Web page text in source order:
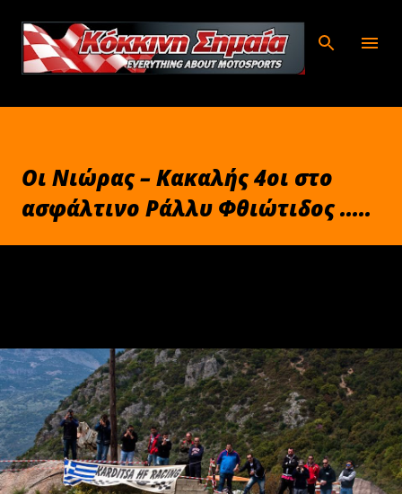
Μετάβαση στο κύριο περιεχόμενο
Οι Νιώρας – Κακαλής 4οι στο
ασφάλτινο Ράλλυ Φθιώτιδος .....